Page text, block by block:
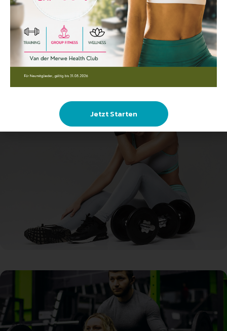
Jetzt Starten